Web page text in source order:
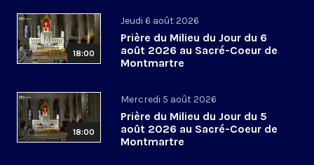
18:00
Jeudi 6 août 2026
Prière du Milieu du Jour du 6
août 2026 au Sacré-Coeur de
Montmartre
18:00
Mercredi 5 août 2026
Prière du Milieu du Jour du 5
août 2026 au Sacré-Coeur de
Montmartre